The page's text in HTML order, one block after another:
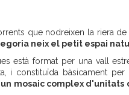
que nodreixen la riera de
neix el petit espai
està format per una vall
i constituïda bàsicament per
mosaic complex d'unitats